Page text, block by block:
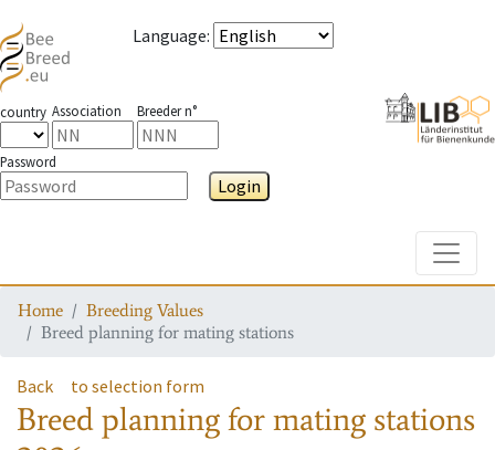
Language:
country Association Breeder n°
Password
Login
Home
Breeding Values
Breed planning for mating stations
Back to selection form
Breed planning for mating stations